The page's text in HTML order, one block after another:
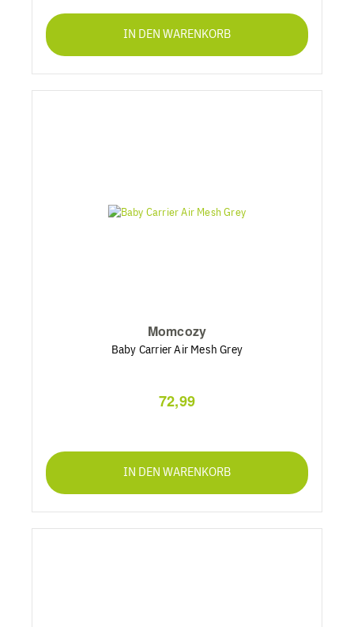
IN DEN WARENKORB
Momcozy
Baby Carrier Air Mesh Grey
72,99
IN DEN WARENKORB